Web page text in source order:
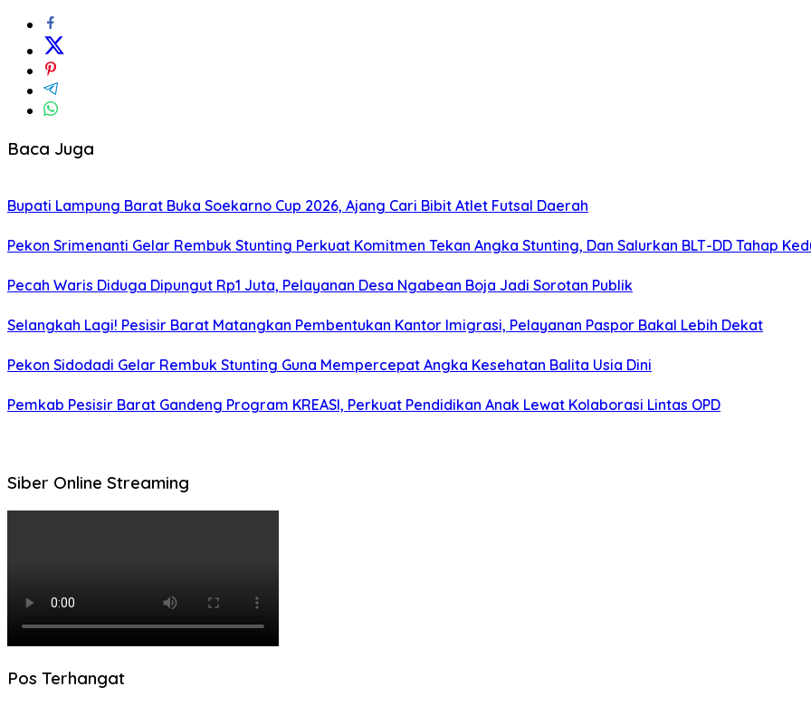
Baca Juga
Bupati Lampung Barat Buka Soekarno Cup 2026, Ajang Cari Bibit Atlet Futsal Daerah
Pekon Srimenanti Gelar Rembuk Stunting Perkuat Komitmen Tekan Angka Stunting, Dan Salurkan BLT-DD Tahap
Pecah Waris Diduga Dipungut Rp1 Juta, Pelayanan Desa Ngabean Boja Jadi Sorotan Publik
Selangkah Lagi! Pesisir Barat Matangkan Pembentukan Kantor Imigrasi, Pelayanan Paspor Bakal Lebih Dekat
Pekon Sidodadi Gelar Rembuk Stunting Guna Mempercepat Angka Kesehatan Balita Usia Dini
Pemkab Pesisir Barat Gandeng Program KREASI, Perkuat Pendidikan Anak Lewat Kolaborasi Lintas OPD
Siber Online Streaming
Pos Terhangat